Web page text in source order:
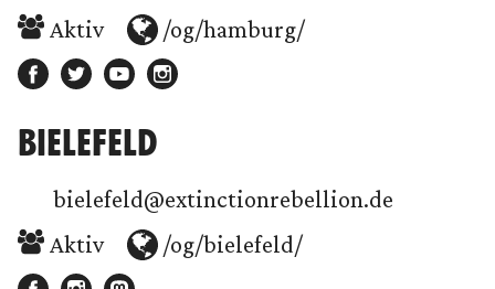
Aktiv
/og/hamburg/
BIELEFELD
bielefeld@extinctionrebellion.de
Aktiv
/og/bielefeld/